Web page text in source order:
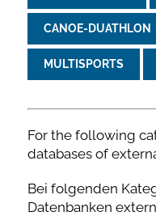
CANOE-DUATHLON
MULTISPORTS
For the following
databases of
Bei folgenden
Datenbanken